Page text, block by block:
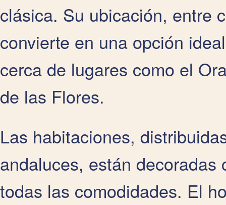
clásica. Su ubicación, entre
convierte en una opción
cerca de lugares como el
de las Flores.
Las habitaciones,
andaluces, están
todas las comodidades. El